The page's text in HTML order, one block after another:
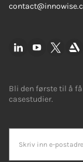
Bli den første til å
casestudier.